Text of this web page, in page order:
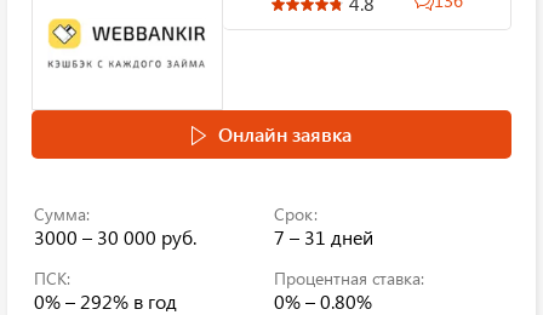
Онлайн заявка
Сумма:
3000 – 30 000 руб.
Срок:
7 – 31 дней
ПСК:
0% – 292% в год
Процентная ставка:
0% – 0.80%